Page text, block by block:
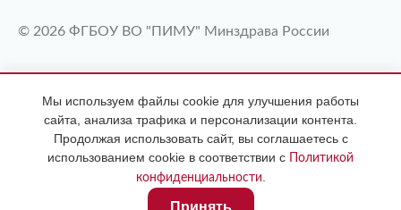
© 2026 ФГБОУ ВО "ПИМУ" Минздрава России
ИМЕЮТСЯ ПРОТИВОПОКАЗАНИЯ
НЕОБХОДИМА КОНСУЛЬТАЦИЯ
СПЕЦИАЛИСТА
Мы используем файлы cookie для улучшения работы
сайта, анализа трафика и персонализации контента.
Продолжая использовать сайт, вы соглашаетесь с
использованием cookie в соответствии с
Политикой
конфиденциальности
Принять